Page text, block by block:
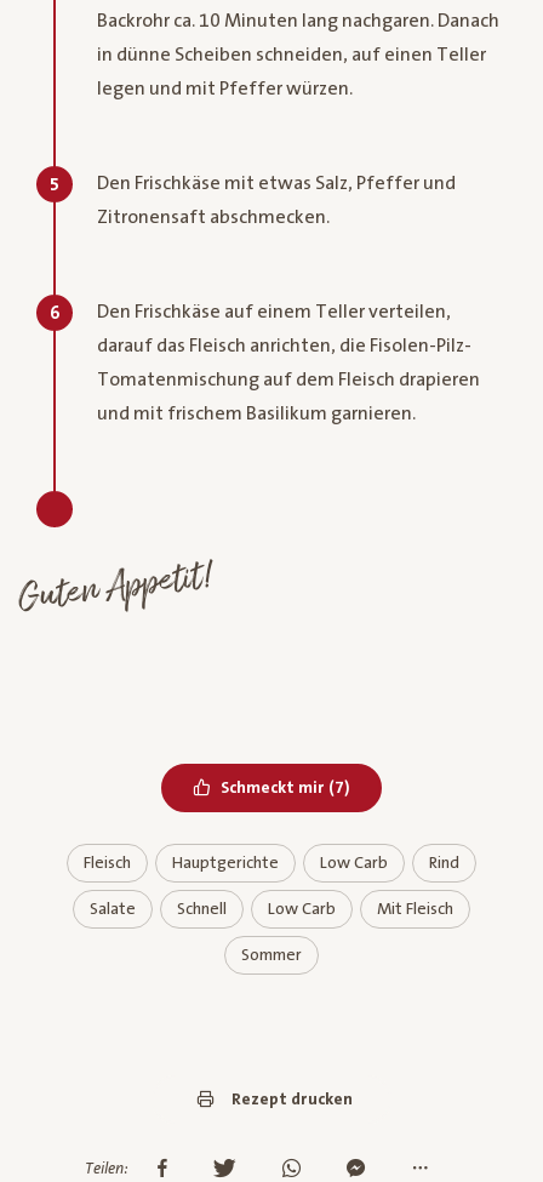
Backrohr ca. 10 Minuten lang nachgaren. Danach
in dünne Scheiben schneiden, auf einen Teller
legen und mit Pfeffer würzen.
5
Den Frischkäse mit etwas Salz, Pfeffer und
Zitronensaft abschmecken.
6
Den Frischkäse auf einem Teller verteilen,
darauf das Fleisch anrichten, die Fisolen-Pilz-
Tomatenmischung auf dem Fleisch drapieren
und mit frischem Basilikum garnieren.
Guten Appetit!
Schmeckt mir Bereits geliked
(7)
Fleisch Hauptgerichte Low Carb Rind
Salate Schnell Low Carb Mit Fleisch
Sommer
Rezept drucken
Teilen: